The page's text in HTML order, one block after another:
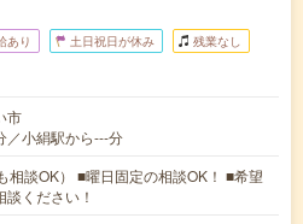
あり 土日祝日が休み 残業なし
市
／小絹駅から---分
相談OK） ■曜日固定の相談OK！ ■希望
ください！